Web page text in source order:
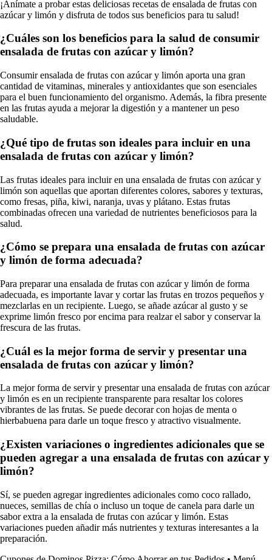
¡Anímate a probar estas deliciosas recetas de ensalada de frutas con
azúcar y limón y disfruta de todos sus beneficios para tu salud!
¿Cuáles son los beneficios para la salud de consumir
ensalada de frutas con azúcar y limón?
Consumir ensalada de frutas con azúcar y limón aporta una gran
cantidad de vitaminas, minerales y antioxidantes que son esenciales
para el buen funcionamiento del organismo. Además, la fibra presente
en las frutas ayuda a mejorar la digestión y a mantener un peso
saludable.
¿Qué tipo de frutas son ideales para incluir en una
ensalada de frutas con azúcar y limón?
Las frutas ideales para incluir en una ensalada de frutas con azúcar y
limón son aquellas que aportan diferentes colores, sabores y texturas,
como fresas, piña, kiwi, naranja, uvas y plátano. Estas frutas
combinadas ofrecen una variedad de nutrientes beneficiosos para la
salud.
¿Cómo se prepara una ensalada de frutas con azúcar
y limón de forma adecuada?
Para preparar una ensalada de frutas con azúcar y limón de forma
adecuada, es importante lavar y cortar las frutas en trozos pequeños y
mezclarlas en un recipiente. Luego, se añade azúcar al gusto y se
exprime limón fresco por encima para realzar el sabor y conservar la
frescura de las frutas.
¿Cuál es la mejor forma de servir y presentar una
ensalada de frutas con azúcar y limón?
La mejor forma de servir y presentar una ensalada de frutas con azúcar
y limón es en un recipiente transparente para resaltar los colores
vibrantes de las frutas. Se puede decorar con hojas de menta o
hierbabuena para darle un toque fresco y atractivo visualmente.
¿Existen variaciones o ingredientes adicionales que se
pueden agregar a una ensalada de frutas con azúcar y
limón?
Sí, se pueden agregar ingredientes adicionales como coco rallado,
nueces, semillas de chía o incluso un toque de canela para darle un
sabor extra a la ensalada de frutas con azúcar y limón. Estas
variaciones pueden añadir más nutrientes y texturas interesantes a la
preparación.